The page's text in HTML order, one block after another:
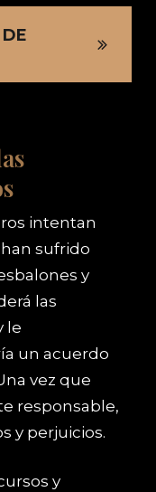
intentan
sufrido
y
las
le
un acuerdo
vez que
responsable,
y perjuicios.
y